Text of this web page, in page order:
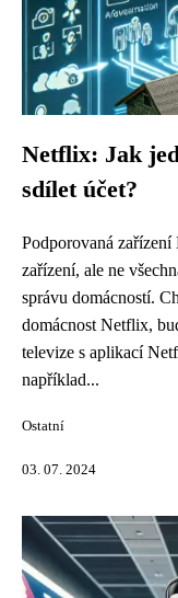
Netflix: Jak
sdílet účet?
Podporovaná
zařízení, ale ne
správu domácností.
domácnost Netflix,
televize s aplikací
například...
Ostatní
03. 07. 2024